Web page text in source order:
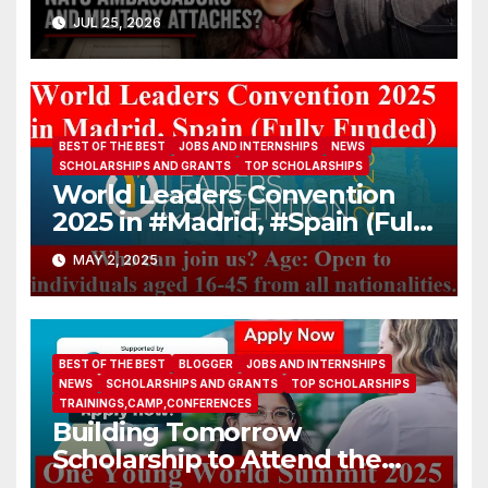
afraid I’ll pass a polygraph in
front of all NATO
ambassadors and military
attaches?
JUL 25, 2026
BEST OF THE BEST JOBS AND INTERNSHIPS
NEWS
SCHOLARSHIPS AND GRANTS
TOP SCHOLARSHIPS
World Leaders Convention
2025 in #Madrid, #Spain (Fully
Funded)
MAY 2, 2025
BEST OF THE BEST BLOGGER
JOBS AND INTERNSHIPS
NEWS
SCHOLARSHIPS AND GRANTS
TOP SCHOLARSHIPS
TRAININGS,CAMP,CONFERENCES
Building Tomorrow
Scholarship to Attend the